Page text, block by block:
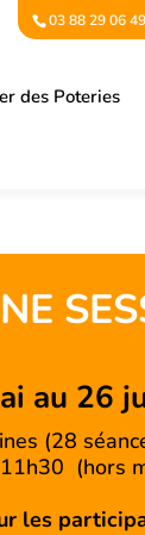
03 88 29 06
des Poteries
au 26
(28
(hors
les